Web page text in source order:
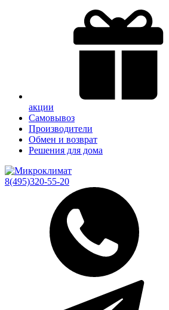
акции
Самовывоз
Производители
Обмен и возврат
Решения для дома
8(495)320-55-20